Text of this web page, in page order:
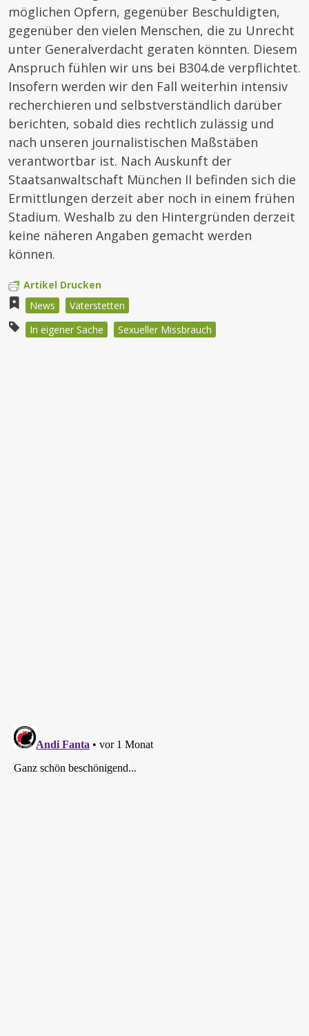
möglichen Opfern, gegenüber Beschuldigten,
gegenüber den vielen Menschen, die zu Unrecht
unter Generalverdacht geraten könnten. Diesem
Anspruch fühlen wir uns bei B304.de verpflichtet.
Insofern werden wir den Fall weiterhin intensiv
recherchieren und selbstverständlich darüber
berichten, sobald dies rechtlich zulässig und
nach unseren journalistischen Maßstäben
verantwortbar ist. Nach Auskunft der
Staatsanwaltschaft München II befinden sich die
Ermittlungen derzeit aber noch in einem frühen
Stadium. Weshalb zu den Hintergründen derzeit
keine näheren Angaben gemacht werden
können.
Artikel Drucken
News
Vaterstetten
In eigener Sache
Sexueller Missbrauch